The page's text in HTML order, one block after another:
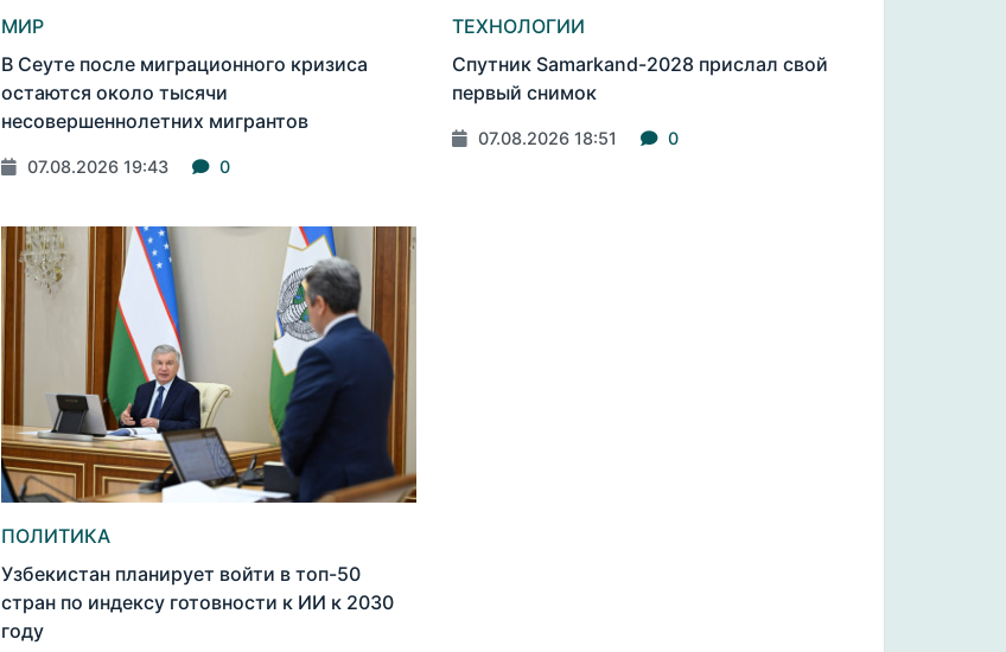
МИР
В Сеуте после миграционного кризиса
остаются около тысячи
несовершеннолетних мигрантов
07.08.2026 19:43 0
ТЕХНОЛОГИИ
Спутник Samarkand-2028 прислал свой
первый снимок
07.08.2026 18:51 0
ПОЛИТИКА
Узбекистан планирует войти в топ-50
стран по индексу готовности к ИИ к 2030
году